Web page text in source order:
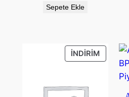
Sepete Ekle
İNDIRIM
ÜRÜN